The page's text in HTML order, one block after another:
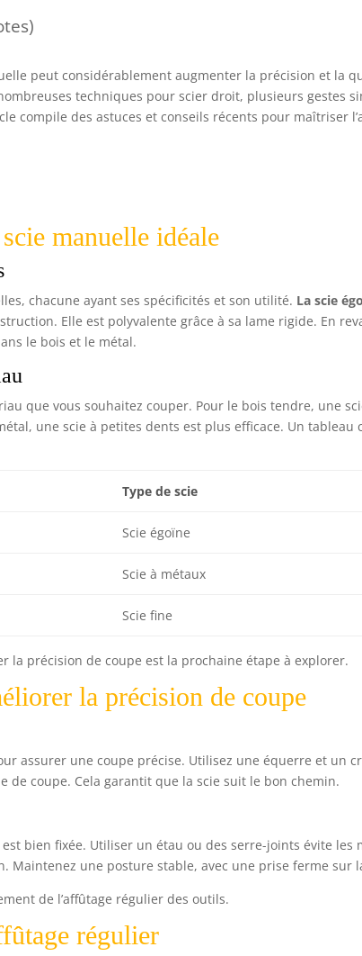
peut considérablement augmenter la précision et la
techniques pour scier droit, plusieurs gestes
compile des astuces et conseils récents pour maîtriser
manuelle idéale
chacune ayant ses spécificités et son utilité. La scie
Elle est polyvalente grâce à sa lame rigide. En
le bois et le métal.
que vous souhaitez couper. Pour le bois tendre, une
une scie à petites dents est plus efficace. Un tableau
Type de scie
Scie égoïne
Scie à métaux
Scie fine
la précision de coupe est la prochaine étape à explorer.
la précision de coupe
assurer une coupe précise. Utilisez une équerre et un
de coupe. Cela garantit que la scie suit le bon chemin.
bien fixée. Utiliser un étau ou des serre-joints évite les
Maintenez une posture stable, avec une prise ferme sur
de l’affûtage régulier des outils.
régulier